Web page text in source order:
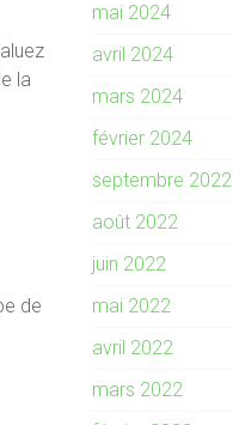
la
de
mai 2024
avril 2024
mars 2024
février 2024
septembre 2022
août 2022
juin 2022
mai 2022
avril 2022
mars 2022